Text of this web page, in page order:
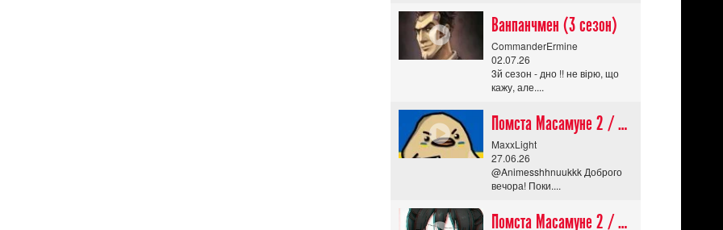
Ванпанчмен (3 сезон)
CommanderErmine
02.07.26
3й сезон - дно !! не вірю, що
кажу, але....
Помста Масамуне 2 / Masamune-kun no Revenge R
MaxxLight
27.06.26
@Animesshhnuukkk Доброго
вечора! Поки....
Помста Масамуне 2 / Masamune-kun no Revenge R